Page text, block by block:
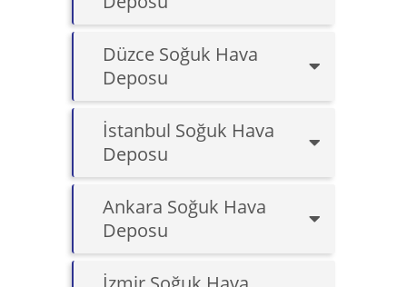
Düzce Soğuk Hava
Deposu
İstanbul Soğuk Hava
Deposu
Ankara Soğuk Hava
Deposu